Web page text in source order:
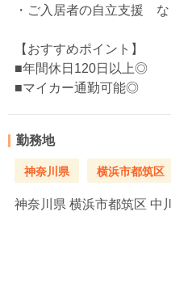
・ご入居者の自立支援
【おすすめポイント】
■年間休日120日以上◎
■マイカー通勤可能◎
勤務地
神奈川県 横浜市都筑区
神奈川県 横浜市都筑区 中